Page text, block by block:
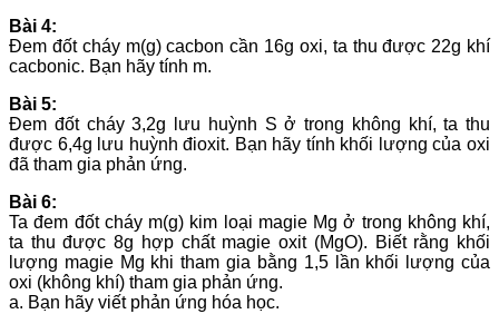
Bài 4:
Đem đốt cháy m(g) cacbon cần 16g oxi, ta thu được 22g khí
cacbonic. Bạn hãy tính m.
Bài 5:
Đem đốt cháy 3,2g lưu huỳnh S ở trong không khí, ta thu
được 6,4g lưu huỳnh đioxit. Bạn hãy tính khối lượng của oxi
đã tham gia phản ứng.
Bài 6:
Ta đem đốt cháy m(g) kim loại magie Mg ở trong không khí,
ta thu được 8g hợp chất magie oxit (MgO). Biết rằng khối
lượng magie Mg khi tham gia bằng 1,5 lần khối lượng của
oxi (không khí) tham gia phản ứng.
a. Bạn hãy viết phản ứng hóa học.